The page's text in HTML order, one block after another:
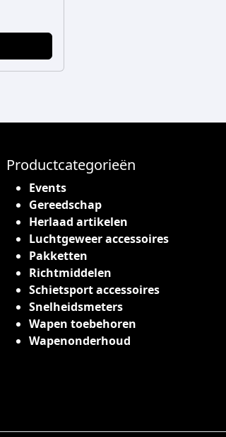
Productcategorieën
Events
Gereedschap
Herlaad artikelen
Luchtgeweer accessoires
Pakketten
Richtmiddelen
Schietsport accessoires
Snelheidsmeters
Wapen toebehoren
Wapenonderhoud